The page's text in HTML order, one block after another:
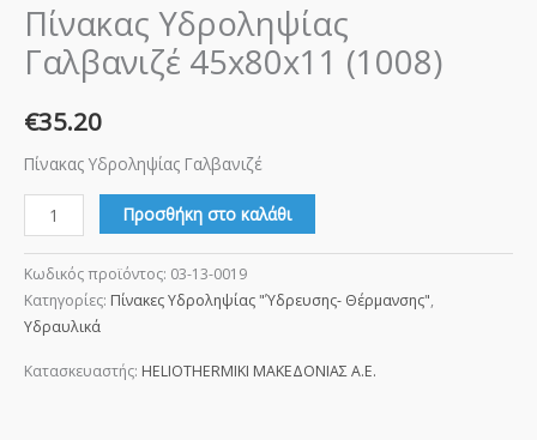
Πίνακας Υδροληψίας
Γαλβανιζέ 45x80x11 (1008)
€35.20
Πίνακας Υδροληψίας Γαλβανιζέ
Προσθήκη στο καλάθι
Κωδικός προϊόντος: 03-13-0019
Κατηγορίες: Πίνακες Υδροληψίας "Ύδρευσης- Θέρμανσης",
Υδραυλικά
Κατασκευαστής: HELIOTHERMIKI ΜΑΚΕΔΟΝΙΑΣ Α.Ε.